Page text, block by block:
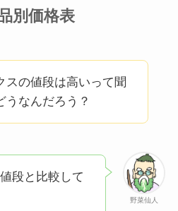
別価格表
スの値段は高いって聞
うなんだろう？
野菜仙人
段と比較して